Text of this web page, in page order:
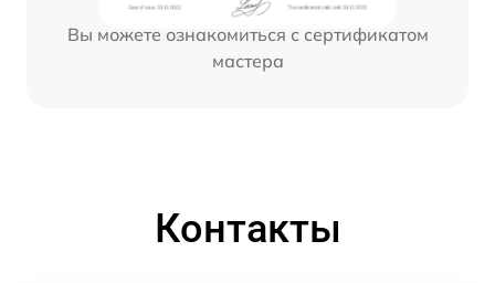
Вы можете ознакомиться с сертификатом
мастера
Контакты